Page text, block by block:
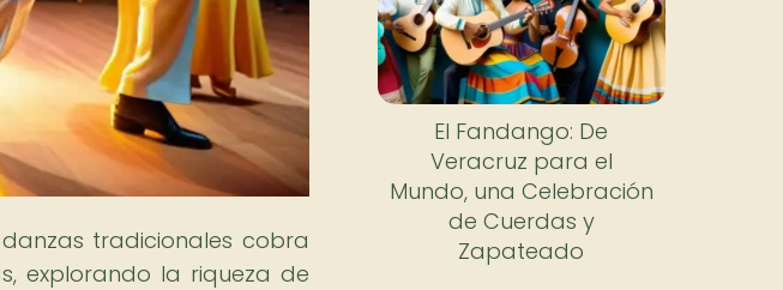
tradicionales cobra
explorando la riqueza de
El Fandango: De
Veracruz para el
Mundo, una Celebración
de Cuerdas y
Zapateado